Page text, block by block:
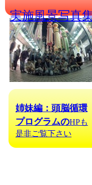
姉妹編：頭脳循環
プログラムのHPも
是非ご覧下さい
実施風景写真